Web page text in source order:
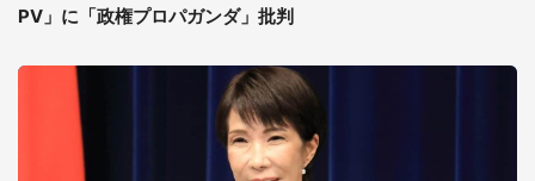
PV」に「政権プロパガンダ」批判